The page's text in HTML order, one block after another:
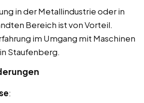
in der Metallindustrie oder in
Bereich ist von Vorteil.
im Umgang mit Maschinen
Staufenberg.
: